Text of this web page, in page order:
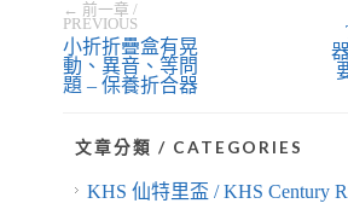
← 前一章 /
PREVIOUS
小折折疊盒有晃
動、異音、等問
題 – 保養折合器
文章分類 / CATEGORIES
KHS 仙特里盃 / KHS Century